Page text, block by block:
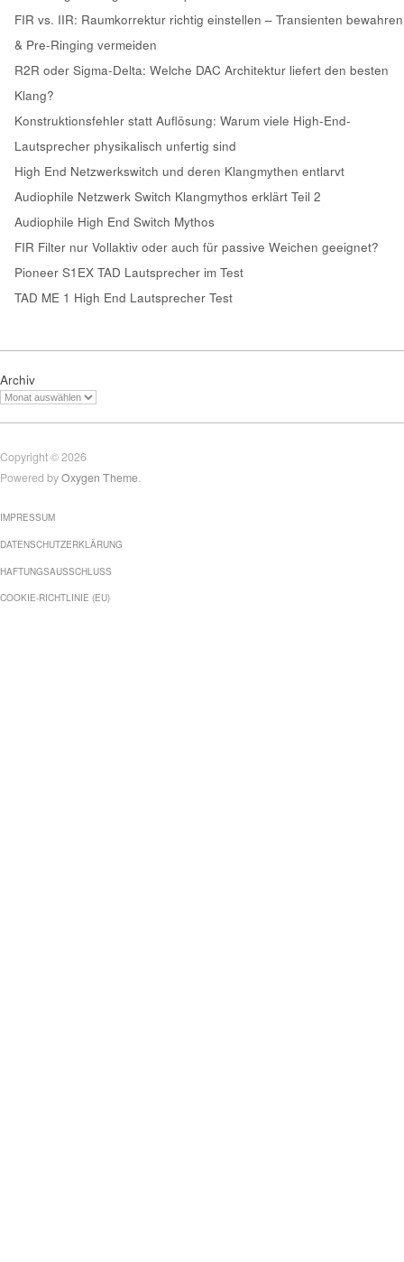
FIR vs. IIR: Raumkorrektur richtig einstellen – Transienten bewahren
& Pre-Ringing vermeiden
R2R oder Sigma-Delta: Welche DAC Architektur liefert den besten
Klang?
Konstruktionsfehler statt Auflösung: Warum viele High-End-
Lautsprecher physikalisch unfertig sind
High End Netzwerkswitch und deren Klangmythen entlarvt
Audiophile Netzwerk Switch Klangmythos erklärt Teil 2
Audiophile High End Switch Mythos
FIR Filter nur Vollaktiv oder auch für passive Weichen geeignet?
Pioneer S1EX TAD Lautsprecher im Test
TAD ME 1 High End Lautsprecher Test
Archiv
Copyright © 2026
Powered byOxygen Theme.
IMPRESSUM
DATENSCHUTZERKLÄRUNG
HAFTUNGSAUSSCHLUSS
COOKIE-RICHTLINIE (EU)